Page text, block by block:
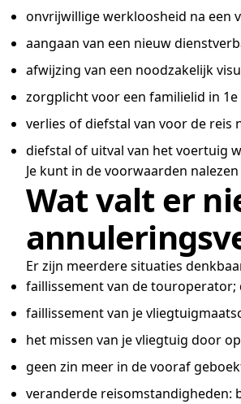
onvrijwillige werkloosheid na een
aangaan van een nieuw
afwijzing van een noodzakelijk
zorgplicht voor een familielid in 1e
verlies of diefstal van voor de reis
diefstal of uitval van het voertuig
Je kunt in de voorwaarden
Wat valt er
Er zijn meerdere situaties
faillissement van de touroperator;
faillissement van je
het missen van je vliegtuig door
geen zin meer in de vooraf
veranderde reisomstandigheden: